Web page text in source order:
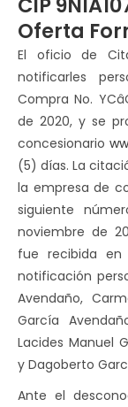
Oferta
El oficio de
notificarles
Compra No.
de 2020, y se
concesionario
(5) días. La
la empresa de
siguiente
noviembre de
fue recibida
notificación
Avendaño,
García
Lacides Manuel
y Dagoberto
Ante el